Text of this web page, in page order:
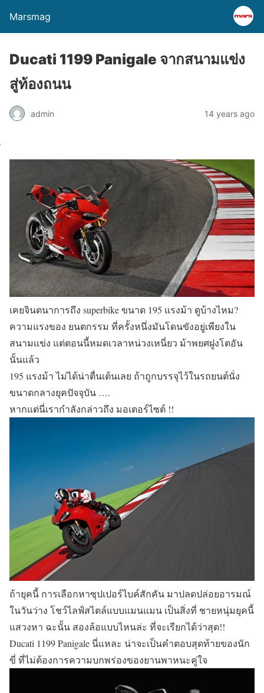
Marsmag
Ducati 1199 Panigale จากสนามแข่ง
สู่ท้องถนน
admin 14 years ago
เคยจินตนาการถึง superbike ขนาด 195 แรงม้า ดูบ้างไหม?
ความแรงของ ยนตกรรม ที่ครั้งหนึ่งมันโดนขังอยู่เพียงใน
สนามแข่ง แต่ตอนนี้หมดเวลาหน่วงเหนี่ยว ม้าพยศฝูงโตอัน
นั้นแล้ว
195 แรงม้า ไม่ได้น่าตื่นเต้นเลย ถ้าถูกบรรจุไว้ในรถยนต์นั่ง
ขนาดกลางยุคปัจจุบัน ….
หากแต่นี่เรากำลังกล่าวถึง มอเตอร์ไซต์ !!
ถ้ายุคนี้ การเลือกหาซุปเปอร์ไบค์สักคัน มาปลดปล่อยอารมณ์
ในวันว่าง โชว์ไลฟ์สไตล์แบบแมนแมน เป็นสิ่งที่ ชายหนุ่มยุคนี้
แสวงหา ฉะนั้น สองล้อแบบไหนล่ะ ที่จะเรียกได้ว่าสุด!!
Ducati 1199 Panigale นี่แหละ น่าจะเป็นคำตอบสุดท้ายของนัก
ขี่ ที่ไม่ต้องการความบกพร่องของยานพาหนะคู่ใจ